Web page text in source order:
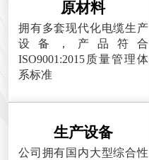
原材料
拥有多套现代化电缆生产
设备，产品符合
ISO9001:2015质量管理体
系标准
生产设备
公司拥有国内大型综合性